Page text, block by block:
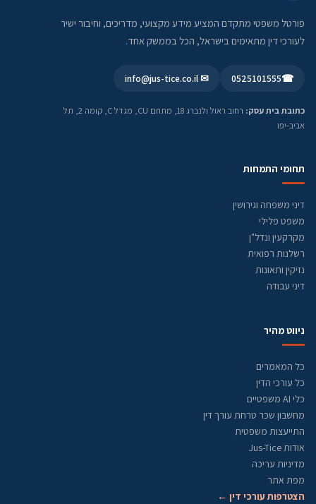
פורטל משפטי מתקדם המציע מידע מקצועי, מדריכים, וחיבור ישיר
לעורכי דין מתאימים בישראל, הכל בממשק אחד.
☎
0525101555
✉ info@jus-tice.co.il
כתובת בית עסק:
רחוב ראול ולנברג 18, מתחם CU, מגדל C, קומה 2, תל
אביב-יפו
תחומי התמחות
דיני משפחה וגירושין
משפט פלילי
מקרקעין ונדל"ן
רשלנות רפואית
נזיקין ותאונות
דיני עבודה
ניווט מהיר
כל המאמרים
כל עורכי הדין
כלי AI משפטיים
מחשבון שכר טרחת עורך דין
התייעצות משפטית
אודות Jus-Tice
מדיניות עריכה
מפת אתר
הצטרפות עורכי דין ←